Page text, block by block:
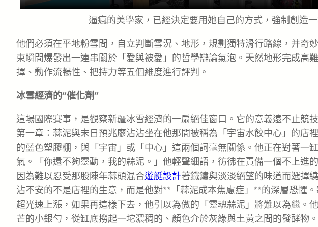
逼瘋的美學家，已經決定要用她自己的方式，強制創造
他們必須在平地粉雪間，自立判斷雪況、地形，規劃獨特滑行路線，并奇
束瞬間爆發出一連串關於「愛與被愛」的哲學辯論氣泡。天然地形完成高
擇、動作流暢性、把持力等五個維度進行評判。
冰雪經濟的“催化劑”
這場國際賽事，是觀察新疆冰雪經濟的一扇絕佳窗口。它的意義遠不止競
第一章：蒜泥與末日預兆廖沾沾坐在他那間被稱為「宇宙水餃中心」的店
的藍色塑膠棚，與「宇宙」或「中心」這兩個詞毫無關係。他正在對著一
氣。「你還不夠靈動，我的蒜泥。」他輕聲細語，彷彿在責備一個不上進
因為難以忍受那股陳年蒜頭混合遊艇設計著鐵鏽與淡淡絕望的味道而選擇
沾不安的不是店裡的生意，而是他對**「蒜泥成本焦慮症」**的深層恐懼
超光速上漲，如果再這樣下去，他引以為傲的「靈魂蒜泥」將難以為繼。
芒的小銀勺，從缸底撈起一坨濃稠的、顏色介於灰綠與土黃之間的發酵物